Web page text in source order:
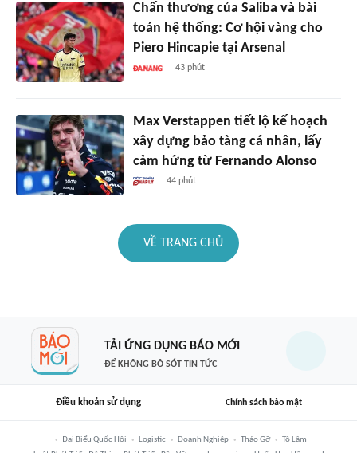
Chấn thương của Saliba và bài
toán hệ thống: Cơ hội vàng cho
Piero Hincapie tại Arsenal
43 phút
Max Verstappen tiết lộ kế hoạch
xây dựng bảo tàng cá nhân, lấy
cảm hứng từ Fernando Alonso
44 phút
VỀ TRANG CHỦ
TẢI ỨNG DỤNG BÁO MỚI
ĐỂ KHÔNG BỎ SÓT TIN TỨC
Điều khoản sử dụng Chính sách bảo mật
Đại Biểu Quốc Hội Logistic Doanh Nghiệp Tháo Gỡ
Tô Lâm